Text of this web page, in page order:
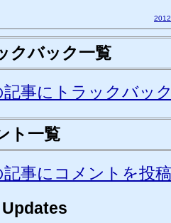
クバック一覧
記事にトラックバッ
ト一覧
記事にコメントを投